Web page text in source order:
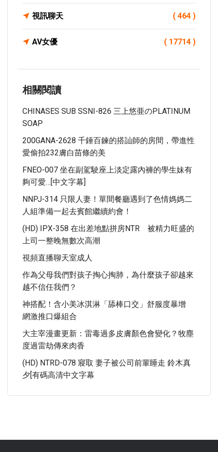
視訊聊天 ( 464 )
AV女優 ( 17714 )
相關閱讀
CHINASES SUB SSNI-826 三上悠亜のPLATINUM
SOAP
200GANA-2628 千錘百鍊的搭訕師的房間，帶進性
愛偷拍232膚白苗條的美
FNEO-007 坐在副駕駛座上淡定露內褲的學生妹有
夠可愛…[中文字幕]
NNPJ-314 只限人妻！單間餐廳遇到了色情媽媽二
人組準備一起去賓館繼續約會！
(HD) IPX-358 在出差地點拼房NTR 被精力旺盛的
上司一整晚無數次高潮
視頻直播聊天室成人
作為父母我們對孩子掏心掏肺，為什麼孩子卻越來
越不信任我們？
神搭配！含小美冰淇淋「舔棒口交」舒服度暴增
網激推口爆組合
大主宰漫畫更新：雷毒過多皮膚顏色會變化？牧塵
度過雷劫傳來肉香
(HD) NTRD-078 寢取 妻子被公司前輩睡走 鈴木真
夕[有碼高清中文字幕